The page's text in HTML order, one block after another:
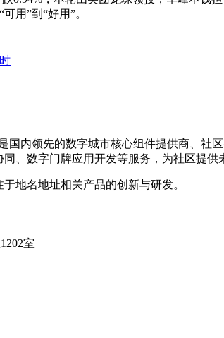
用”到“好用”。
国内领先的数字城市核心组件提供商、
、数字门牌应用开发等服务，为社区提供
地名地址相关产品的创新与研发。
室